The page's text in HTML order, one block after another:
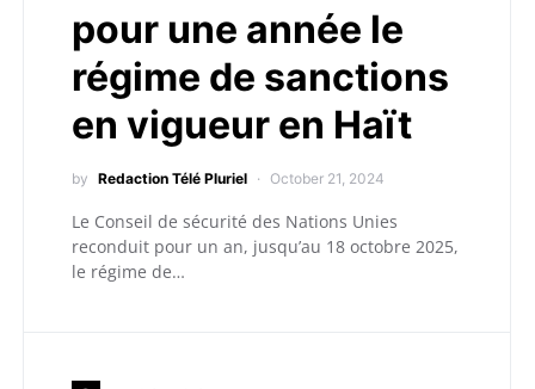
pour une année le
régime de sanctions
en vigueur en Haït
by Redaction Télé Pluriel October 21, 2024
Le Conseil de sécurité des Nations Unies
reconduit pour un an, jusqu’au 18 octobre 2025,
le régime de…